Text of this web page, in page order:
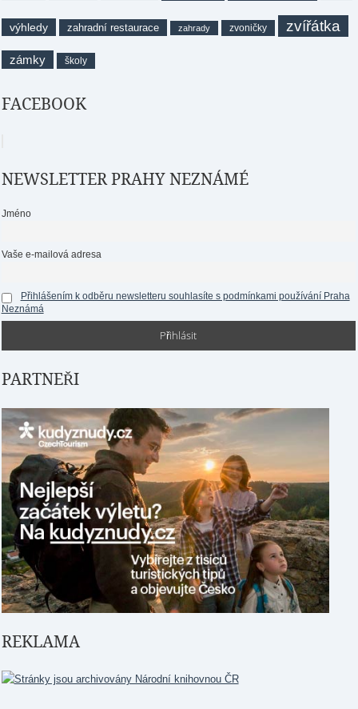
výhledy zahradní restaurace zahrady zvoničky zvířátka
zámky školy
FACEBOOK
NEWSLETTER PRAHY NEZNÁMÉ
Jméno
Vaše e-mailová adresa
Přihlášením k odběru newsletteru souhlasíte s podmínkami používání Praha
Neznámá
PARTNEŘI
REKLAMA